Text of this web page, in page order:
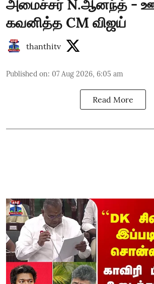
அமைச்சர் N.ஆனந்த் -
கவனித்த CM விஜய்
thanthitv
Published on: 07 Aug 2026, 6:05 am
Read More